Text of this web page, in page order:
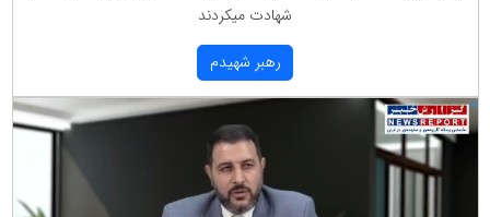
شهادت میكردند
رهبر شهیدم